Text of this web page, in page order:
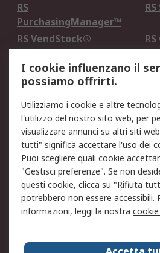
RS
PurchasingManager™
RS VendStock®
Legale
Informativa Cookie
Email Security
Condizioni di vendita
Etica e responsabilità
Chi Siamo
Chi Siamo
I cookie influenzano il
possiamo offrirti.
Utilizziamo i cookie e altre
l'utilizzo del nostro sito web, per
visualizzare annunci su altri siti
tutti" significa accettare l'uso dei
Puoi scegliere quali cookie
"Gestisci preferenze". Se non
questi cookie, clicca su "Rifiuta
potrebbero non essere accessibili.
informazioni, leggi la nostra